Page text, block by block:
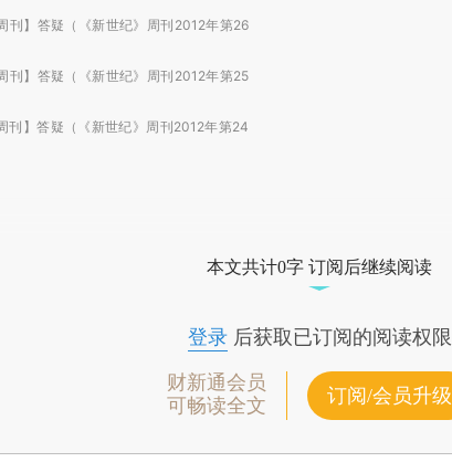
刊】答疑（《新世纪》周刊2012年第26
刊】答疑（《新世纪》周刊2012年第25
刊】答疑（《新世纪》周刊2012年第24
本文共计0字 订阅后继续阅读
登录后获取已订阅的阅读权限
财新通会员
可畅读全文
订阅/会员升级